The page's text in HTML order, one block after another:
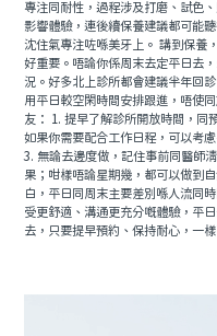
專注同耐性，過程涉及打磨、試色
影響體驗，連後續保養建議都可能
沈住氣專注咗喺美牙上。 講到保養
好重要。唔論你係周末去定平日去
況。好多北上診所都會建議半年回
用平日較空閑時間安排跟進，唔使
友： 1. 提早了解診所開放時間，同
如果你需要配合工作日程，可以考
3. 無論去邊度做，記住事前同醫師
果；咁樣唔論星期幾，都可以做到
白，平日同周末主要差別喺人流同
受更舒適、溝通更充分嘅體驗，平
去，只要提早預約、保持耐心，一